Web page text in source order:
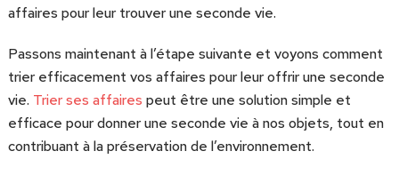
affaires pour leur trouver une seconde vie.
Passons maintenant à l’étape suivante et voyons comment
trier efficacement vos affaires pour leur offrir une seconde
vie. Trier ses affaires peut être une solution simple et
efficace pour donner une seconde vie à nos objets, tout en
contribuant à la préservation de l’environnement.